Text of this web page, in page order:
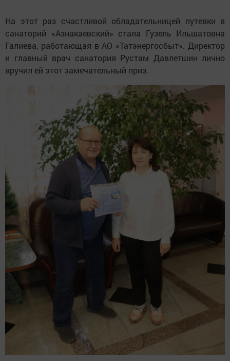
На этот раз счастливой обладательницей путевки в
санаторий «Азнакаевский» стала Гузель Ильшатовна
Галиева, работающая в АО «Татэнергосбыт». Директор
и главный врач санатория Рустам Давлетшин лично
вручил ей этот замечательный приз.